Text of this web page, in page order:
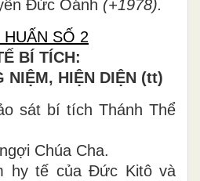
Đức Oánh (+1978).
HUẤN SỐ 2
BÍ TÍCH:
NIỆM, HIỆN DIỆN (tt)
sát bí tích Thánh Thể
Chúa Cha.
hy tế của Đức Kitô và